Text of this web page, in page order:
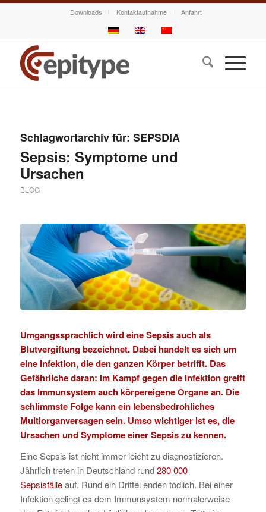
Downloads Kontaktaufnahme Anfahrt
Schlagwortarchiv für: SEPSDIA
Sepsis: Symptome und
Ursachen
BLOG
Umgangssprachlichwird eine Sepsis auch als
Blutvergiftung bezeichnet. Dabei handelt es sich um
eine Infektion, die den ganzen Körper betrifft. Das
Gefährliche daran: Im Kampf gegen die Infektion greift
das Immunsystem auch körpereigene Organe an. Die
schlimmste Folge kann ein lebensbedrohliches
Multiorganversagen sein. Umso wichtiger ist es, die
Ursachen und Symptome einer Sepsis zu kennen.
Eine Sepsis ist nicht immer leicht zu diagnostizieren.
Jährlich treten in Deutschland rund280 000
Sepsisfälleauf. Rund ein Drittel enden tödlich. Bei einer
Infektion gelingt es dem Immunsystem normalerweise